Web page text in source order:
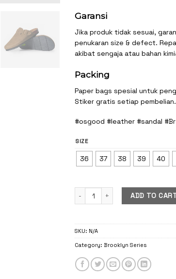
Garansi
Jika produk tidak sesuai,
penukaran size & defect.
akibat sengaja atau bahan
Packing
Paper bags spesial untuk
Stiker gratis setiap pembelian.
#osgood #leather #sandal
SIZE
36 37 38 39 40
Harvey Brooklyn Olive quantity
ADD TO
SKU: N/A
Category: Brooklyn Series